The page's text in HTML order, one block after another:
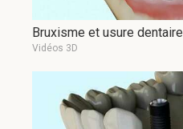
Bruxisme et usure dentaire
Vidéos 3D